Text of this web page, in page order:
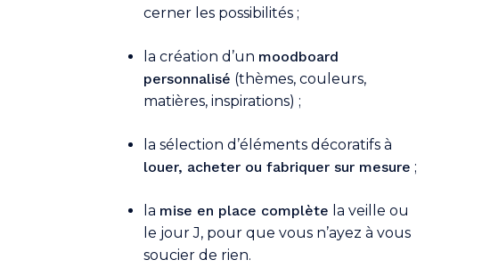
cerner les possibilités ;
la création d’un moodboard
personnalisé (thèmes, couleurs,
matières, inspirations) ;
la sélection d’éléments décoratifs à
louer, acheter ou fabriquer sur mesure ;
la mise en place complète la veille ou
le jour J, pour que vous n’ayez à vous
soucier de rien.